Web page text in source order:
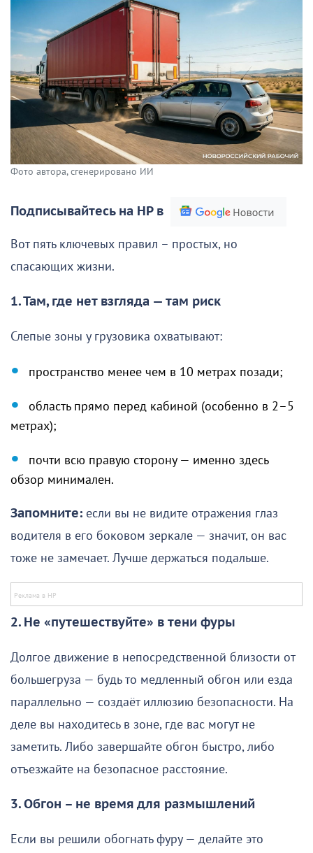
Фото автора, сгенерировано ИИ
Подписывайтесь на НР в
Вот пять ключевых правил – простых, но
спасающих жизни.
1. Там, где нет взгляда — там риск
Слепые зоны у грузовика охватывают:
пространство менее чем в 10 метрах позади;
область прямо перед кабиной (особенно в 2–5
метрах);
почти всю правую сторону — именно здесь
обзор минимален.
Запомните: если вы не видите отражения глаз
водителя в его боковом зеркале — значит, он вас
тоже не замечает. Лучше держаться подальше.
2. Не «путешествуйте» в тени фуры
Долгое движение в непосредственной близости от
большегруза — будь то медленный обгон или езда
параллельно — создаёт иллюзию безопасности. На
деле вы находитесь в зоне, где вас могут не
заметить. Либо завершайте обгон быстро, либо
отъезжайте на безопасное расстояние.
3. Обгон – не время для размышлений
Если вы решили обогнать фуру — делайте это